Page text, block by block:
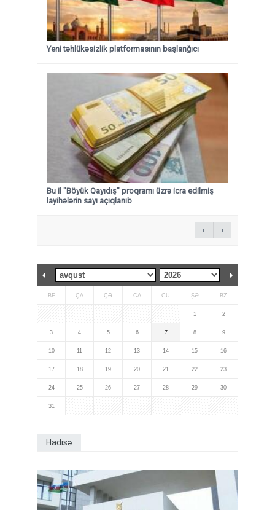
Yeni təhlükəsizlik platformasının başlanğıcı
Bu il "Böyük Qayıdış" proqramı üzrə icra edilmiş
layihələrin sayı açıqlanıb
BE ÇA ÇƏ CA CÜ ŞƏ BZ
1 2
3 4 5 6 7 8 9
10 11 12 13 14 15 16
17 18 19 20 21 22 23
24 25 26 27 28 29 30
31
Hadisə